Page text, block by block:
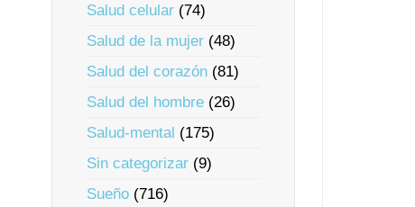
Salud celular (74)
Salud de la mujer (48)
Salud del corazón (81)
Salud del hombre (26)
Salud-mental (175)
Sin categorizar (9)
Sueño (716)